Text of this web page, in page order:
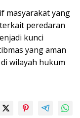
masyarakat yang
peredaran
kunci
yang aman
wilayah hukum